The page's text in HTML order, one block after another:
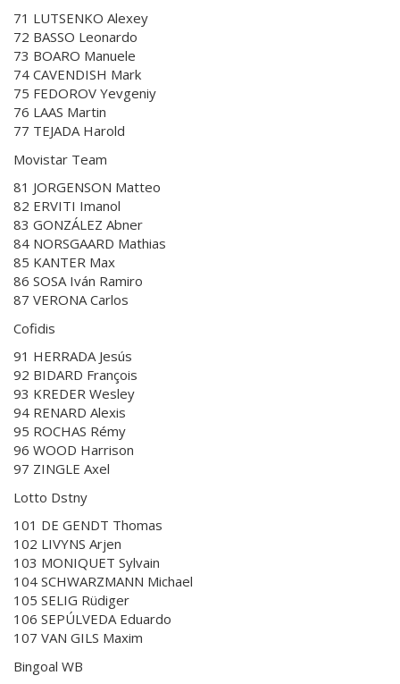
71 LUTSENKO Alexey
72 BASSO Leonardo
73 BOARO Manuele
74 CAVENDISH Mark
75 FEDOROV Yevgeniy
76 LAAS Martin
77 TEJADA Harold
Movistar Team
81 JORGENSON Matteo
82 ERVITI Imanol
83 GONZÁLEZ Abner
84 NORSGAARD Mathias
85 KANTER Max
86 SOSA Iván Ramiro
87 VERONA Carlos
Cofidis
91 HERRADA Jesús
92 BIDARD François
93 KREDER Wesley
94 RENARD Alexis
95 ROCHAS Rémy
96 WOOD Harrison
97 ZINGLE Axel
Lotto Dstny
101 DE GENDT Thomas
102 LIVYNS Arjen
103 MONIQUET Sylvain
104 SCHWARZMANN Michael
105 SELIG Rüdiger
106 SEPÚLVEDA Eduardo
107 VAN GILS Maxim
Bingoal WB